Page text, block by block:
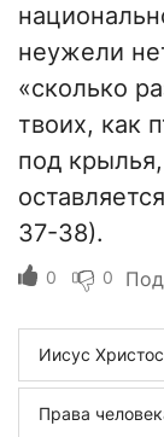
неужели
«сколько
твоих, как
под
37-38).
0 0
Иисус Христос
Права